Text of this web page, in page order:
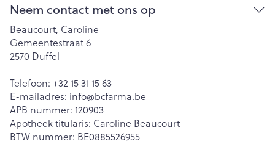
Neem contact met ons op
Beaucourt, Caroline
Gemeentestraat 6
2570 Duffel
Telefoon: +32 15 31 15 63
E-mailadres: info@bcfarma.be
APB nummer: 120903
Apotheek titularis: Caroline Beaucourt
BTW nummer: BE0885526955